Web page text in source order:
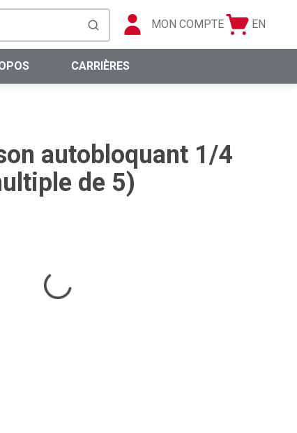
soumettre la recherche
MON COMPTE
Panier
Langue
EN
CARRIÈRES
autobloquant 1/4
de 5)